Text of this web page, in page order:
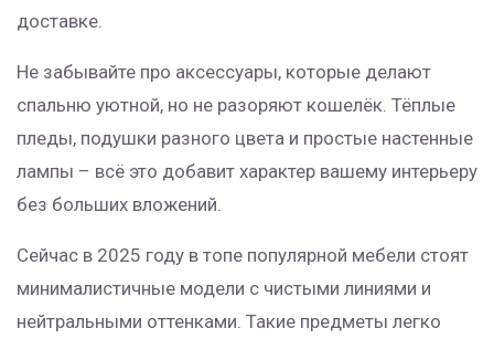
доставке.
Не забывайте про аксессуары, которые делают
спальню уютной, но не разоряют кошелёк. Тёплые
пледы, подушки разного цвета и простые настенные
лампы – всё это добавит характер вашему интерьеру
без больших вложений.
Сейчас в 2025 году в топе популярной мебели стоят
минималистичные модели с чистыми линиями и
нейтральными оттенками. Такие предметы легко